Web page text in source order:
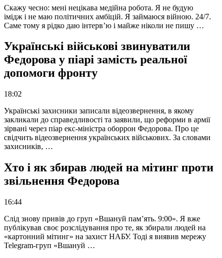
Скажу чесно: мені нецікава медійна робота. Я не будую
імідж і не маю політичних амбіцій. Я займаюся війною. 24/7.
Саме тому я рідко даю інтерв’ю і майже ніколи не пишу …
Українські військові звинуватили
Федорова у піарі замість реальної
допомоги фронту
18:02
Українські захисники записали відеозвернення, в якому
закликали до справедливості та заявили, що реформи в армії
зірвані через піар екс-міністра оборрон Федорова. Про це
свідчить відеозвернення українських військових. За словами
захисників, …
Хто і як збирав людей на мітинг проти
звільнення Федорова
16:44
Слід знову привів до груп «Вшануй пам’ять. 9:00». Я вже
публікував своє розслідування про те, як збирали людей на
«картонний мітинг» на захист НАБУ. Тоді я виявив мережу
Telegram-груп «Вшануй …